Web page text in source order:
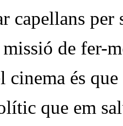
capellans
de fer-
és que
que em